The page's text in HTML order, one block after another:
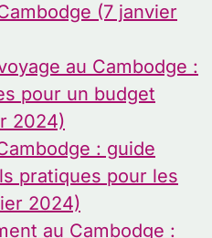
(7 janvier
au Cambodge :
pour un budget
2024)
: guide
pratiques pour les
2024)
au Cambodge :